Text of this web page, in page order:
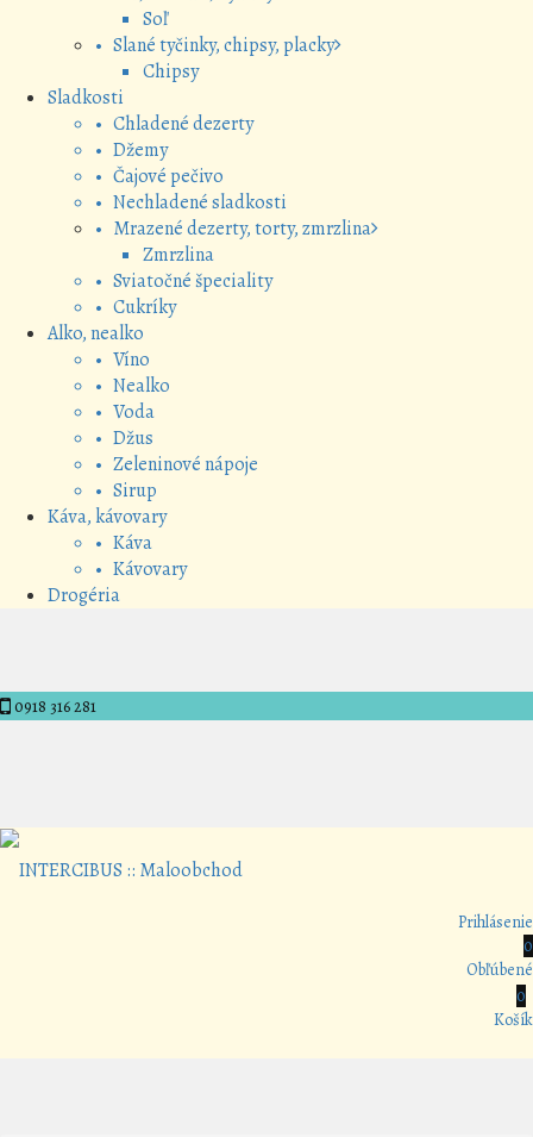
Soľ
• Slané tyčinky, chipsy, placky
Chipsy
Sladkosti
• Chladené dezerty
• Džemy
• Čajové pečivo
• Nechladené sladkosti
• Mrazené dezerty, torty, zmrzlina
Zmrzlina
• Sviatočné špeciality
• Cukríky
Alko, nealko
• Víno
• Nealko
• Voda
• Džus
• Zeleninové nápoje
• Sirup
Káva, kávovary
• Káva
• Kávovary
Drogéria
0918 316 281
Prihlásenie
0
Obľúbené
0
Košík